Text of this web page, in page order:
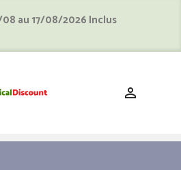
au 17/08/2026 Inclus
